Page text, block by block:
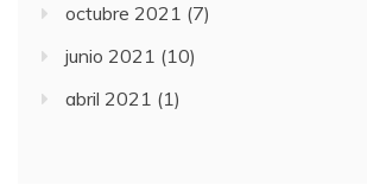
octubre 2021 (7)
junio 2021 (10)
abril 2021 (1)